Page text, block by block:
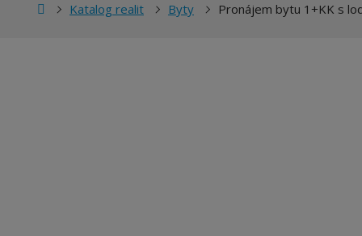
Katalog realit Byty Pronájem bytu 1+KK s